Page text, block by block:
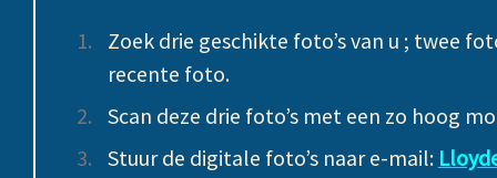
Zoek drie geschikte foto’s van u ; twee
recente foto.
Scan deze drie foto’s met een zo hoog
Stuur de digitale foto’s naar e-mail: